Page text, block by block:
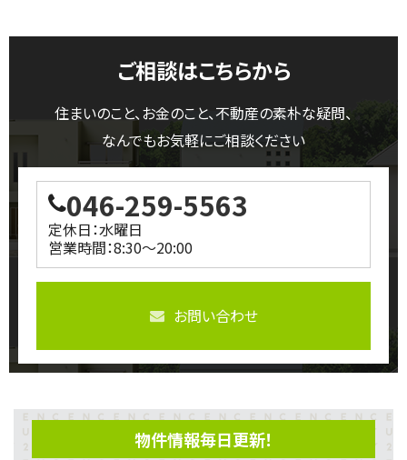
ご相談はこちらから
住まいのこと、お金のこと、不動産の素朴な疑問、
なんでもお気軽にご相談ください
046-259-5563
定休日：水曜日
営業時間：8:30～20:00
お問い合わせ
物件情報毎日更新！